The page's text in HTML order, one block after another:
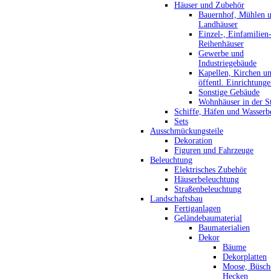
Häuser und Zubehör
Bauernhof, Mühlen
Landhäuser
Einzel-,
Reihenhäuser
Gewerbe und
Industriegebäude
Kapellen, Kirchen
öffentl.
Sonstige Gebäude
Wohnhäuser in der
Schiffe, Häfen und
Sets
Ausschmückungsteile
Dekoration
Figuren und Fahrzeuge
Beleuchtung
Elektrisches Zubehör
Häuserbeleuchtung
Straßenbeleuchtung
Landschaftsbau
Fertiganlagen
Geländebaumaterial
Baumaterialien
Dekor
Bäume
Dekorplatten
Moose,
Hecken